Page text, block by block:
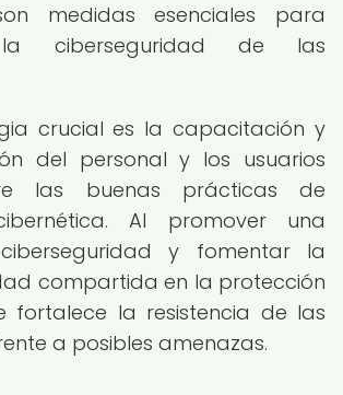
medidas esenciales para
ciberseguridad de las
crucial es la capacitación y
del personal y los usuarios
las buenas prácticas de
Al promover una
y fomentar la
compartida en la protección
fortalece la resistencia de las
a posibles amenazas.